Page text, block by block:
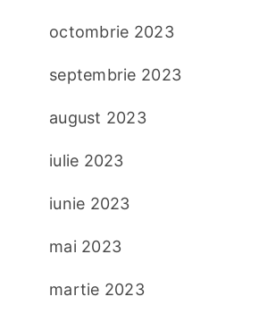
octombrie 2023
septembrie 2023
august 2023
iulie 2023
iunie 2023
mai 2023
martie 2023